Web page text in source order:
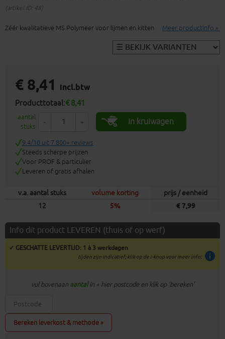
(artikel ID: 48)
Zéér kwalitatieve MS Polymeer voor lijmen en kitten Meer productinfo »
€ 8,41 incl.btw
Producttotaal:€ 8,41
aantal
stuks
- + In kruiwagen
9.4/10 uit 7.800+ reviews
Steeds scherpe prijzen
Voor PROF & particulier
Leveren of gratis afhalen
v.a. aantal stuks volume korting
prijs / eenheid
12
5% € 7,99
Info dit product LEVEREN (thuis of op werf)
✓ GESCHATTE LEVERTIJD: 1 à 3 werkdagen
info
tijden zijn indicatief; klik op de i-knop voor meer info:
vul bovenaan aantalin + hier postcode en klik op 'bereken'
Bereken leverkost & methode »